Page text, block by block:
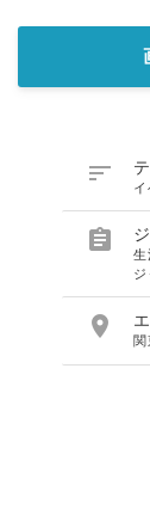

 生
ジ
 関